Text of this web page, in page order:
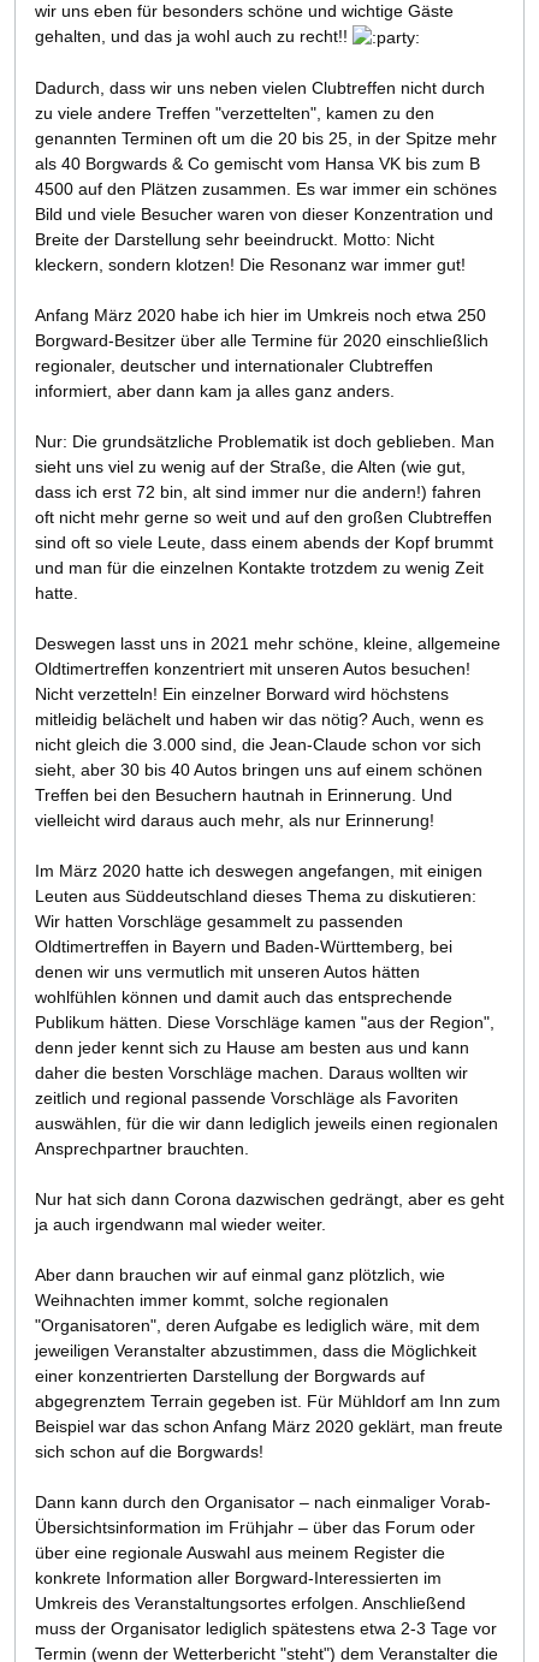
wir uns eben für besonders schöne und wichtige Gäste
gehalten, und das ja wohl auch zu recht!!
Dadurch, dass wir uns neben vielen Clubtreffen nicht durch
zu viele andere Treffen "verzettelten", kamen zu den
genannten Terminen oft um die 20 bis 25, in der Spitze mehr
als 40 Borgwards & Co gemischt vom Hansa VK bis zum B
4500 auf den Plätzen zusammen. Es war immer ein schönes
Bild und viele Besucher waren von dieser Konzentration und
Breite der Darstellung sehr beeindruckt. Motto: Nicht
kleckern, sondern klotzen! Die Resonanz war immer gut!
Anfang März 2020 habe ich hier im Umkreis noch etwa 250
Borgward-Besitzer über alle Termine für 2020 einschließlich
regionaler, deutscher und internationaler Clubtreffen
informiert, aber dann kam ja alles ganz anders.
Nur: Die grundsätzliche Problematik ist doch geblieben. Man
sieht uns viel zu wenig auf der Straße, die Alten (wie gut,
dass ich erst 72 bin, alt sind immer nur die andern!) fahren
oft nicht mehr gerne so weit und auf den großen Clubtreffen
sind oft so viele Leute, dass einem abends der Kopf brummt
und man für die einzelnen Kontakte trotzdem zu wenig Zeit
hatte.
Deswegen lasst uns in 2021 mehr schöne, kleine, allgemeine
Oldtimertreffen konzentriert mit unseren Autos besuchen!
Nicht verzetteln! Ein einzelner Borward wird höchstens
mitleidig belächelt und haben wir das nötig? Auch, wenn es
nicht gleich die 3.000 sind, die Jean-Claude schon vor sich
sieht, aber 30 bis 40 Autos bringen uns auf einem schönen
Treffen bei den Besuchern hautnah in Erinnerung. Und
vielleicht wird daraus auch mehr, als nur Erinnerung!
Im März 2020 hatte ich deswegen angefangen, mit einigen
Leuten aus Süddeutschland dieses Thema zu diskutieren:
Wir hatten Vorschläge gesammelt zu passenden
Oldtimertreffen in Bayern und Baden-Württemberg, bei
denen wir uns vermutlich mit unseren Autos hätten
wohlfühlen können und damit auch das entsprechende
Publikum hätten. Diese Vorschläge kamen "aus der Region",
denn jeder kennt sich zu Hause am besten aus und kann
daher die besten Vorschläge machen. Daraus wollten wir
zeitlich und regional passende Vorschläge als Favoriten
auswählen, für die wir dann lediglich jeweils einen regionalen
Ansprechpartner brauchten.
Nur hat sich dann Corona dazwischen gedrängt, aber es geht
ja auch irgendwann mal wieder weiter.
Aber dann brauchen wir auf einmal ganz plötzlich, wie
Weihnachten immer kommt, solche regionalen
"Organisatoren", deren Aufgabe es lediglich wäre, mit dem
jeweiligen Veranstalter abzustimmen, dass die Möglichkeit
einer konzentrierten Darstellung der Borgwards auf
abgegrenztem Terrain gegeben ist. Für Mühldorf am Inn zum
Beispiel war das schon Anfang März 2020 geklärt, man freute
sich schon auf die Borgwards!
Dann kann durch den Organisator – nach einmaliger Vorab-
Übersichtsinformation im Frühjahr – über das Forum oder
über eine regionale Auswahl aus meinem Register die
konkrete Information aller Borgward-Interessierten im
Umkreis des Veranstaltungsortes erfolgen. Anschließend
muss der Organisator lediglich spätestens etwa 2-3 Tage vor
Termin (wenn der Wetterbericht "steht") dem Veranstalter die